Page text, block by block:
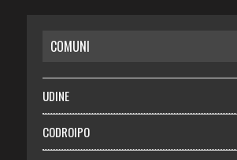
RISPARMIO
SALUTE
Necrologie
Chi siamo
COMUNI
UDINE
CODROIPO